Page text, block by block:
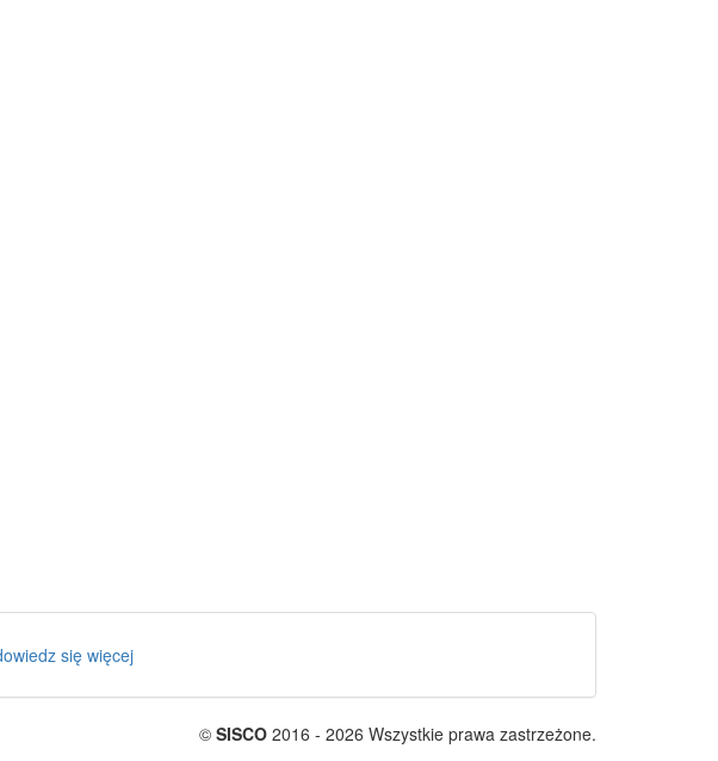
się więcej
© SISCO 2016 - 2026 Wszystkie prawa zastrzeżone.